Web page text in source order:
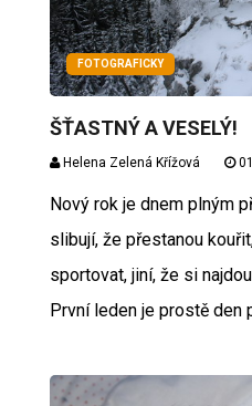
FOTOGRAFICKY
ŠŤASTNÝ A VESELÝ!
Helena Zelená Křížová
Nový rok je dnem plným
slibují, že přestanou
sportovat, jiní, že si
První leden je prostě den